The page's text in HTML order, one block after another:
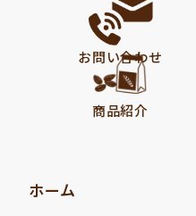
お問い合わせ
商品紹介
ホーム